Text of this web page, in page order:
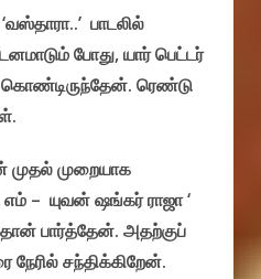
பாடலில்
போது, யார் பெட்டர்
கொண்டிருந்தேன். ரெண்டு
முதல் முறையாக
– யுவன் ஷங்கர் ராஜா ‘
பார்த்தேன். அதற்குப்
சந்திக்கிறேன்.